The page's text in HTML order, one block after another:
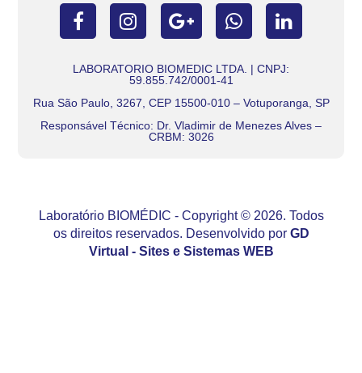
LABORATORIO BIOMEDIC LTDA. | CNPJ:
59.855.742/0001-41
Rua São Paulo, 3267, CEP 15500-010 – Votuporanga, SP
Responsável Técnico: Dr. Vladimir de Menezes Alves –
CRBM: 3026
Laboratório BIOMÉDIC - Copyright © 2026. Todos
os direitos reservados. Desenvolvido por GD
Virtual - Sites e Sistemas WEB